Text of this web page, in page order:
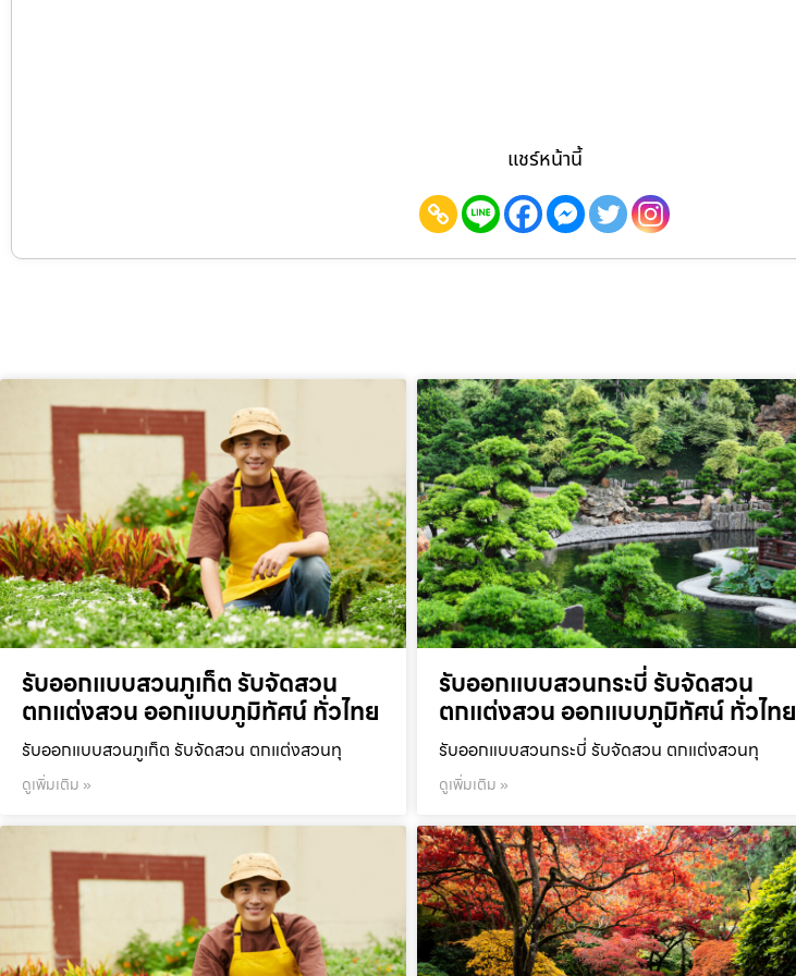
แชร์หน้านี้
รับออกแบบสวนภูเก็ต รับจัดสวน
ตกแต่งสวน ออกแบบภูมิทัศน์ ทั่วไทย
รับออกแบบสวนภูเก็ต รับจัดสวน ตกแต่งสวนทุ
ดูเพิ่มเติม »
รับออกแบบสวนกระบี่ รับจัดสวน
ตกแต่งสวน ออกแบบภูมิทัศน์ ทั่วไทย
รับออกแบบสวนกระบี่ รับจัดสวน ตกแต่งสวนทุ
ดูเพิ่มเติม »